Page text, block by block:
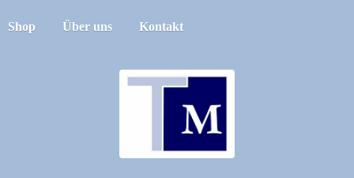
Shop Über uns Kontakt